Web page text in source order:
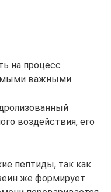
на процесс
важными.
воздействия, его
пептиды, так как
же формирует